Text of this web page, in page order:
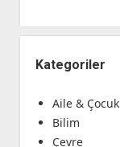
Kategoriler
Aile & Çocuk
Bilim
Çevre